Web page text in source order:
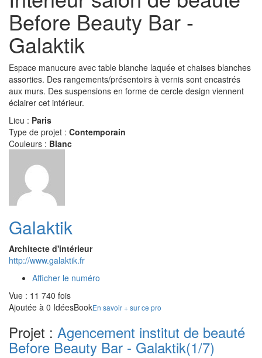
Before Beauty Bar -
Galaktik
Espace manucure avec table blanche laquée et chaises blanches
assorties. Des rangements/présentoirs à vernis sont encastrés
aux murs. Des suspensions en forme de cercle design viennent
éclairer cet intérieur.
Lieu : Paris
Type de projet : Contemporain
Couleurs : Blanc
Galaktik
Architecte d'intérieur
http://www.galaktik.fr
Afficher le numéro
Vue : 11 740 fois
Ajoutée à 0 IdéesBookEn savoir + sur ce pro
Projet : Agencement institut de beauté
Before Beauty Bar - Galaktik(1/7)